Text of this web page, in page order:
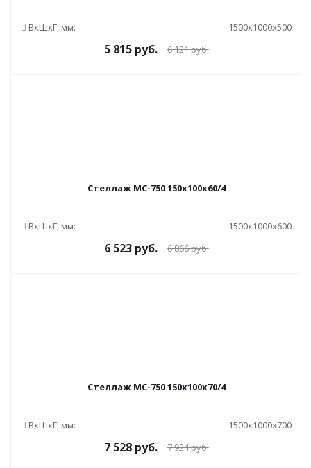
ВxШxГ, мм: 1500x1000x500
5 815руб. 6 121руб.
Стеллаж МС-750 150x100x60/4
ВxШxГ, мм: 1500x1000x600
6 523руб. 6 866руб.
Стеллаж МС-750 150x100x70/4
ВxШxГ, мм: 1500x1000x700
7 528руб. 7 924руб.